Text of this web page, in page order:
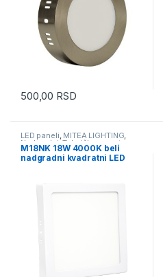
500,00 RSD
LED paneli, MITEA LIGHTING,
Nadgradni,Tehnička rasveta
M18NK 18W 4000K beli
nadgradni kvadratni LED